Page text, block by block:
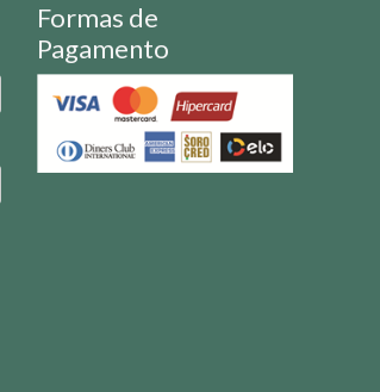
Formas de
Pagamento